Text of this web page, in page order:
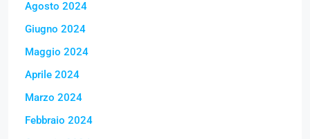
Agosto 2024
Giugno 2024
Maggio 2024
Aprile 2024
Marzo 2024
Febbraio 2024